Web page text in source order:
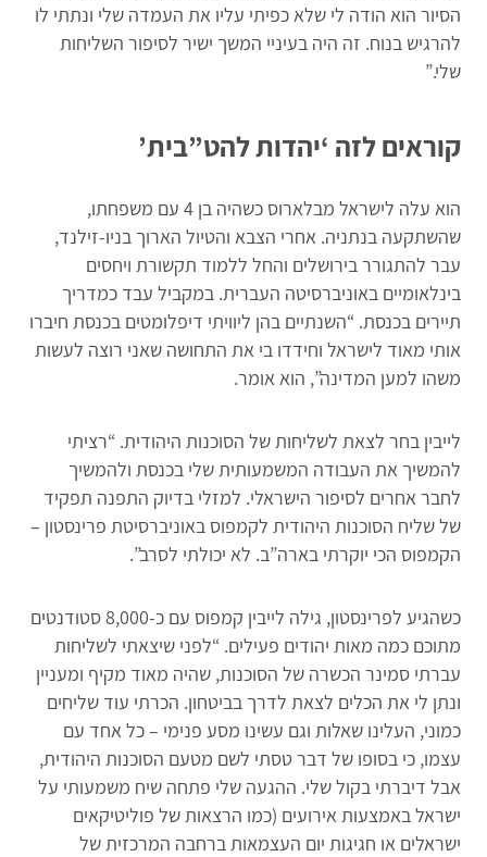
הסיור הוא הודה לי שלא כפיתי עליו את העמדה שלי ונתתי לו
להרגיש בנוח. זה היה בעיניי המשך ישיר לסיפור השליחות
שלי.”
קוראים לזה ‘יהדות להט”בית’
הוא עלה לישראל מבלארוס כשהיה בן 4 עם משפחתו,
שהשתקעה בנתניה. אחרי הצבא והטיול הארוך בניו-זילנד,
עבר להתגורר בירושלים והחל ללמוד תקשורת ויחסים
בינלאומיים באוניברסיטה העברית. במקביל עבד כמדריך
תיירים בכנסת. “השנתיים בהן ליוויתי דיפלומטים בכנסת חיברו
אותי מאוד לישראל וחידדו בי את התחושה שאני רוצה לעשות
משהו למען המדינה”, הוא אומר.
לייבין בחר לצאת לשליחות של הסוכנות היהודית. “רציתי
להמשיך את העבודה המשמעותית שלי בכנסת ולהמשיך
לחבר אחרים לסיפור הישראלי. למזלי בדיוק התפנה תפקיד
של שליח הסוכנות היהודית לקמפוס באוניברסיטת פרינסטון –
הקמפוס הכי יוקרתי בארה”ב. לא יכולתי לסרב”.
כשהגיע לפרינסטון, גילה לייבין קמפוס עם כ-8,000 סטודנטים
מתוכם כמה מאות יהודים פעילים. “לפני שיצאתי לשליחות
עברתי סמינר הכשרה של הסוכנות, שהיה מאוד מקיף ומעניין
ונתן לי את הכלים לצאת לדרך בביטחון. הכרתי עוד שליחים
כמוני, העלינו שאלות וגם עשינו מסע פנימי – כל אחד עם
עצמו, כי בסופו של דבר טסתי לשם מטעם הסוכנות היהודית,
אבל דיברתי בקול שלי. ההגעה שלי פתחה שיח משמעותי על
ישראל באמצעות אירועים (כמו הרצאות של פוליטיקאים
ישראלים או חגיגות יום העצמאות ברחבה המרכזית של